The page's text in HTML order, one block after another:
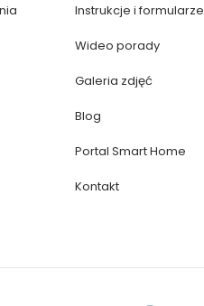
Instrukcje i formularze
Wideo porady
Galeria zdjęć
Blog
Portal Smart Home
Kontakt